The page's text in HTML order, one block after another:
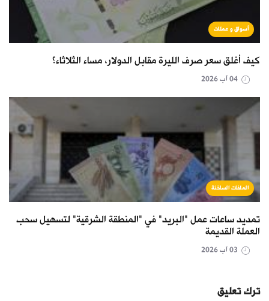
أسواق و عملات
كيف أغلق سعر صرف الليرة مقابل الدولار، مساء الثلاثاء؟
الملفات الساخنة
تمديد ساعات عمل "البريد" في "المنطقة الشرقية" لتسهيل سحب
العملة القديمة
ترك تعليق